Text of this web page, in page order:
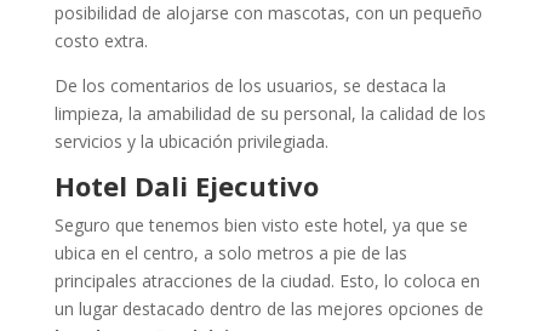
posibilidad de alojarse con mascotas, con un pequeño
costo extra.
De los comentarios de los usuarios, se destaca la
limpieza, la amabilidad de su personal, la calidad de los
servicios y la ubicación privilegiada.
Hotel Dali Ejecutivo
Seguro que tenemos bien visto este hotel, ya que se
ubica en el centro, a solo metros a pie de las
principales atracciones de la ciudad. Esto, lo coloca en
un lugar destacado dentro de las mejores opciones de